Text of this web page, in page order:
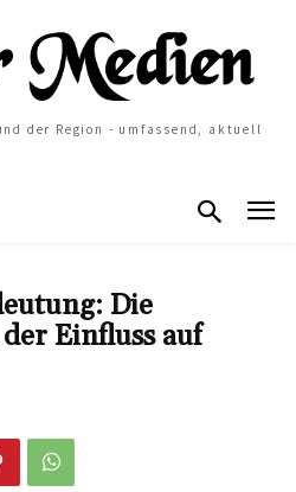
der Region - umfassend, aktuell
Die
Einfluss auf